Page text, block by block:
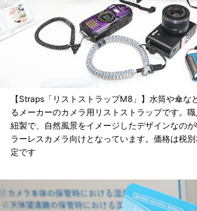
【Straps「リストストラップM8」】水筒や傘な
るメーカーのカメラ用リストストラップです。
紐製で、自然風景をイメージしたデザインなの
ラーレスカメラ向けとなっています。価格は税
定です